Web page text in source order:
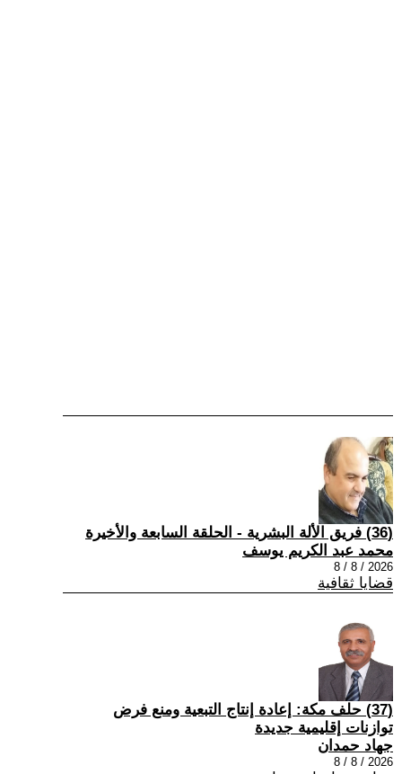
(36) فريق الألة البشرية - الحلقة السابعة والأخيرة
محمد عبد الكريم يوسف
2026 / 8 / 8
قضايا ثقافية
(37) حلف مكة: إعادة إنتاج التبعية ومنع فرض
توازنات إقليمية جديدة
جهاد حمدان
2026 / 8 / 8